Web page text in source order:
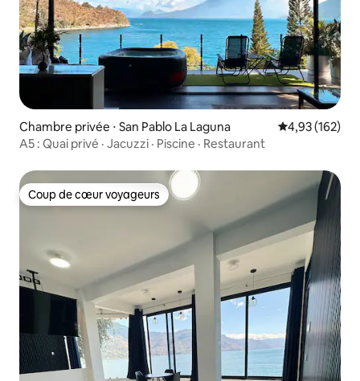
Chambre privée ⋅ San Pablo La Laguna Évaluation
4,93 (162)
A5 : Quai privé · Jacuzzi · Piscine · Restaurant
Coup de cœur voyageurs
Coup de cœur voyageurs